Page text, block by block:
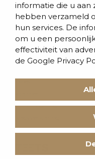
informatie die u aan
hebben verzameld
hun services. De
om u een
effectiviteit van
de Google Privacy
Werken bij BVD
Cookies
Klachtenregeling
Voorwaarden